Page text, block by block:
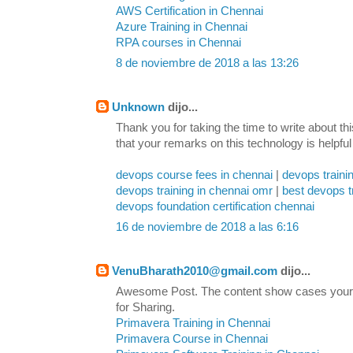
AWS Certification in Chennai
Azure Training in Chennai
RPA courses in Chennai
8 de noviembre de 2018 a las 13:26
Unknown dijo...
Thank you for taking the time to write about
that your remarks on this technology is
devops course fees in chennai
devops
devops training in chennai omr
best devops
devops foundation certification chennai
16 de noviembre de 2018 a las 6:16
VenuBharath2010@gmail.com dijo...
Awesome Post. The content show cases
for Sharing.
Primavera Training in Chennai
Primavera Course in Chennai